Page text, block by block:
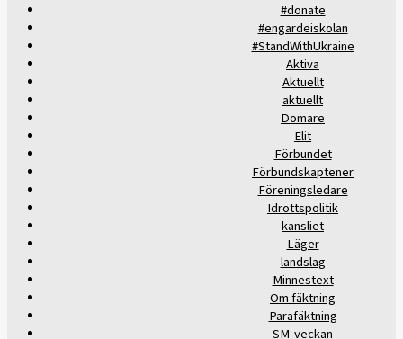
#donate
#engardeiskolan
#StandWithUkraine
Aktiva
Aktuellt
aktuellt
Domare
Elit
Förbundet
Förbundskaptener
Föreningsledare
Idrottspolitik
kansliet
Läger
landslag
Minnestext
Om fäktning
Parafäktning
SM-veckan